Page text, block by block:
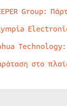
Group:
στο